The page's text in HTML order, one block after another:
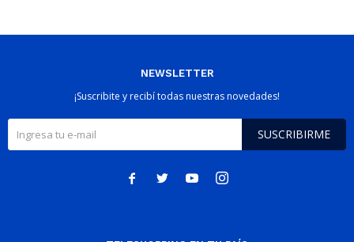
NEWSLETTER
¡Suscribite y recibí todas nuestras novedades!
SUSCRIBIRME
   